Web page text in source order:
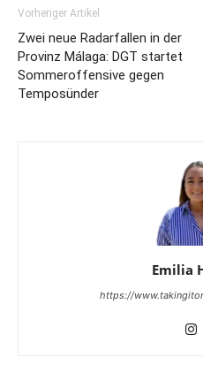
Vorheriger Artikel
Zwei neue Radarfallen in der
Provinz Málaga: DGT startet
Sommeroffensive gegen
Temposünder
Emilia
https://